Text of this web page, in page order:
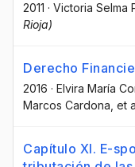
2011 · Victoria Selma
Rioja)
Derecho
2016 · Elvira María
Marcos Cardona , et
Capítulo XI. E-